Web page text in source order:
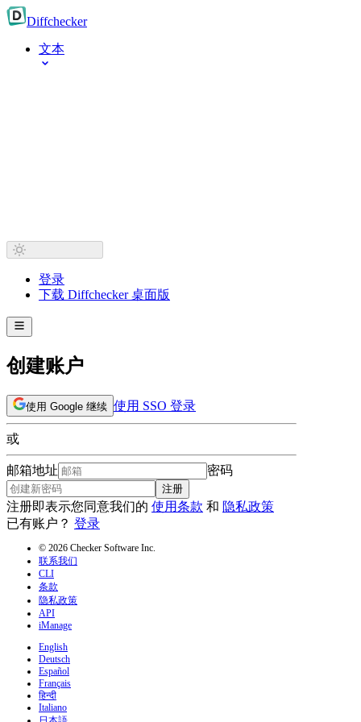
Diffchecker
文本
登录
下载 Diffchecker 桌面版
创建账户
使用 Google 继续 使用 SSO 登录
或
邮箱地址 密码
注册
注册即表示您同意我们的 使用条款 和 隐私政策
已有账户？ 登录
© 2026 Checker Software Inc.
联系我们
CLI
条款
隐私政策
API
iManage
English
Deutsch
Español
Français
हिन्दी
Italiano